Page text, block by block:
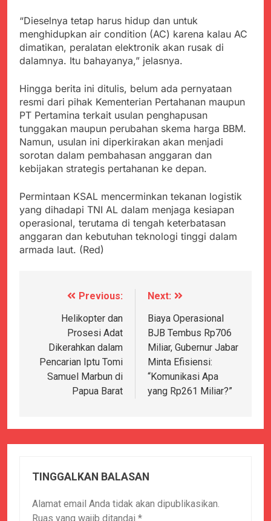
Yani Tetap Bersih,
Pemkot Sukabumi
Perkuat Penataan
Pedagang dan
Pengelolaan Sampah
Agustus 6, 2026
Ribuan Warga Padati
Peringatan Hari ASI
Sedunia di Cibadak,
PDIP Tegaskan ASI
Peradaban dan Upaya
Cegah Stunting
Agustus 6, 2026
Kapolresta Sumenep
Koordinasikan dan
Berangkatkan Empat
Korban Kebakaran KMP
Mutiara Sentosa 2 ke
Posko Pusat Tg. Perak
Surabaya
Agustus 5, 2026
SMA Negeri Nyalindung
Sukabumi Diduga
Lakukan Pungutan
melalui Komite Sekolah,
Disorot karena Dinilai
Bertentangan dengan
Agustus 4, 2026
Ketua Umum FSP
Maritim Indonesia
Bantah Isu Mogok
Ada Keputusan Resmi”
“Dieselnya tetap harus hidup dan untuk
menghidupkan air condition (AC) karena kalau AC
dimatikan, peralatan elektronik akan rusak di
dalamnya. Itu bahayanya,” jelasnya.
Hingga berita ini ditulis, belum ada pernyataan
resmi dari pihak Kementerian Pertahanan maupun
PT Pertamina terkait usulan penghapusan
tunggakan maupun perubahan skema harga BBM.
Namun, usulan ini diperkirakan akan menjadi
sorotan dalam pembahasan anggaran dan
kebijakan strategis pertahanan ke depan.
Permintaan KSAL mencerminkan tekanan logistik
yang dihadapi TNI AL dalam menjaga kesiapan
operasional, terutama di tengah keterbatasan
anggaran dan kebutuhan teknologi tinggi dalam
armada laut. (Red)
NavigasiPrevious:
Helikopter dan
Prosesi Adat
Dikerahkan dalam
Pencarian Iptu Tomi
Samuel Marbun di
Papua Barat
Next:
Biaya Operasional
BJB Tembus Rp706
Miliar, Gubernur Jabar
Minta Efisiensi:
“Komunikasi Apa
yang Rp261 Miliar?”
TINGGALKAN BALASAN
Alamat email Anda tidak akan dipublikasikan.
Ruas yang wajib ditandai *